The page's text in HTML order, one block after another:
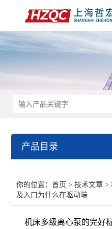
产品目录
数控电气柜
电子手轮
你的位置：首页 >技术文章 >
及入口为什么在驱动端
机床多级离心泵的完好